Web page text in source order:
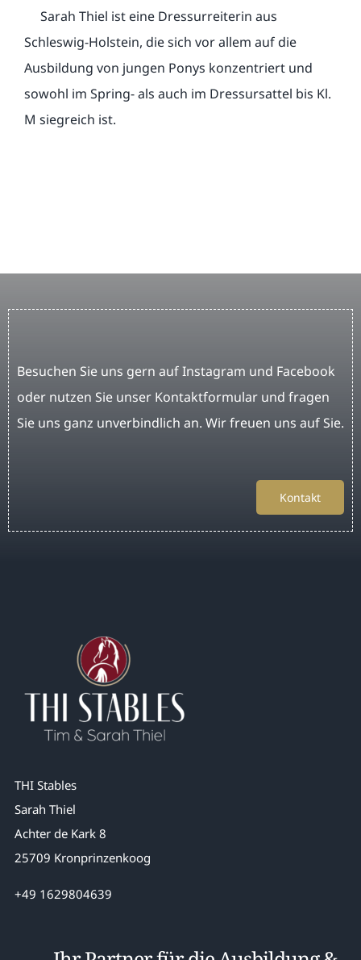
Sarah Thiel ist eine Dressurreiterin aus
Schleswig-Holstein, die sich vor allem auf die
Ausbildung von jungen Ponys konzentriert und
sowohl im Spring- als auch im Dressursattel bis Kl.
M siegreich ist.
Besuchen Sie uns gern auf Instagram und Facebook
oder nutzen Sie unser Kontaktformular und fragen
Sie uns ganz unverbindlich an. Wir freuen uns auf Sie.
Kontakt
THI Stables
Sarah Thiel
Achter de Kark 8
25709 Kronprinzenkoog
+49 1629804639